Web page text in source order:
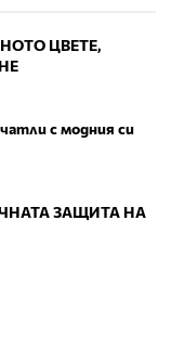
ЦВЕТЕ,
с модния си
ЗАЩИТА НА